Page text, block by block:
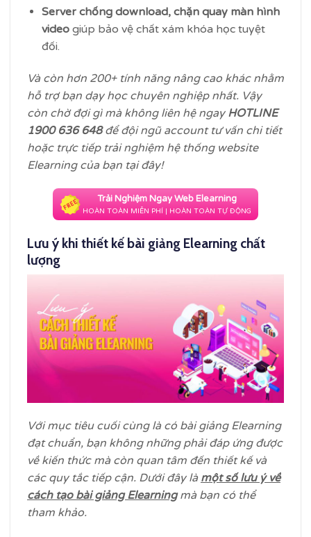
Server chống download, chặn quay màn hình
videogiúp bảo vệ chất xám khóa học tuyệt
đối.
Và còn hơn 200+ tính năng nâng cao khác nhằm
hỗ trợ bạn dạy học chuyên nghiệp nhất. Vậy
còn chờ đợi gì mà không liên hệ ngay HOTLINE
1900 636 648để đội ngũ account tư vấn chi tiết
hoặc trực tiếp trải nghiệm hệ thống website
Elearning của bạn tại đây!
Trải Nghiệm Ngay Web Elearning
HOÀN TOÀN MIỄN PHÍ | HOÀN TOÀN TỰ ĐỘNG
Lưu ý khi thiết kế bài giảng Elearning chất
lượng
Với mục tiêu cuối cùng là có bài giảng Elearning
đạt chuẩn, bạn không những phải đáp ứng được
về kiến thức mà còn quan tâm đến thiết kế và
các quy tắc tiếp cận. Dưới đây là một số lưu ý về
cách tạo bài giảng Elearningmà bạn có thể
tham khảo.